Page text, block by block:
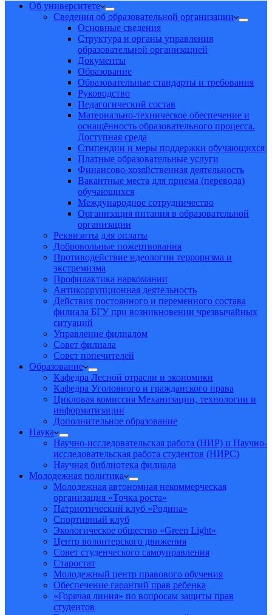
Об университете
Сведения об образовательной организации
Основные сведения
Структура и органы управления
образовательной организацией
Документы
Образование
Образовательные стандарты и требования
Руководство
Педагогический состав
Материально-техническое обеспечение и
оснащённость образовательного процесса.
Доступная среда
Стипендии и меры поддержки обучающихся
Платные образовательные услуги
Финансово-хозяйственная деятельность
Вакантные места для приема (перевода)
обучающихся
Международное сотрудничество
Организация питания в образовательной
организации
Реквизиты для оплаты
Добровольные пожертвования
Противодействие идеологии терроризма и
экстремизма
Профилактика наркомании
Антикоррупционная деятельность
Действия постоянного и переменного состава
филиала БГУ при возникновении чрезвычайных
ситуаций
Управление филиалом
Совет филиала
Совет попечителей
Образование
Кафедра Лесной отрасли и экономики
Кафедра Уголовного и гражданского права
Цикловая комиссия Механизации, технологии и
информатизации
Дополнительное образование
Наука
Научно-исследовательская работа (НИР) и Научно-
исследовательская работа студентов (НИРС)
Научная библиотека филиала
Молодежная политика
Молодежная автономная некоммерческая
организация «Точка роста»
Патриотический клуб «Родина»
Спортивный клуб
Экологическое общество «Green Light»
Центр волонтерского движения
Совет студенческого самоуправления
Старостат
Молодежный центр правового обучения
Обеспечение гарантий прав ребенка
«Горячая линия» по вопросам защиты прав
студентов